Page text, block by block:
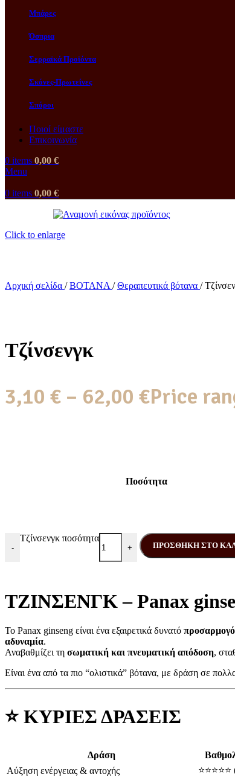
Μπάρες
Όσπρια
Σερραϊκά Προϊόντα
Σκόνες-Πρωτεΐνες
Σπόροι
Ποιοί είμαστε
Επικοινωνία
0 items 0,00 €
Menu
0 items 0,00 €
Click to enlarge
Αρχική σελίδα / ΒΟΤΑΝΑ / Θεραπευτικά βότανα /
Τζίνσενγκ
3,10 € – 62,00 €Price
Ποσότητα
-
Τζίνσενγκ ποσότητα
+ ΠΡΟΣΘΉΚΗ ΣΤΟ
ΤΖΙΝΣΕΝΓΚ – Panax
Το Panax ginseng είναι ένα εξαιρετικά δυνατό
αδυναμία.
Αναβαθμίζει τη σωματική και πνευματική απόδοση,
Είναι ένα από τα πιο “ολιστικά” βότανα, με δράση σε
⭐ΚΥΡΙΕΣ ΔΡΑΣΕΙΣ
Δράση
Αύξηση ενέργειας & αντοχής